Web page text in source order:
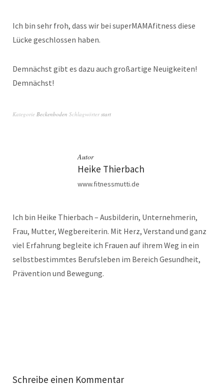
Ich bin sehr froh, dass wir bei superMAMAfitness diese
Lücke geschlossen haben.
Demnächst gibt es dazu auch großartige Neuigkeiten!
Demnächst!
Kategorie Beckenboden Schlagwörterstart
Autor
Heike Thierbach
www.fitnessmutti.de
Ich bin Heike Thierbach – Ausbilderin, Unternehmerin,
Frau, Mutter, Wegbereiterin. Mit Herz, Verstand und ganz
viel Erfahrung begleite ich Frauen auf ihrem Weg in ein
selbstbestimmtes Berufsleben im Bereich Gesundheit,
Prävention und Bewegung.
Schreibe einen Kommentar